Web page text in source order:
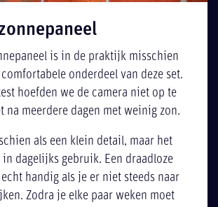
is in de praktijk misschien
onderdeel van deze set.
hoefden we de camera niet op te
na meerdere dagen met weinig zon.
als een klein detail, maar het
dagelijks gebruik. Een draadloze
handig als je er niet steeds naar
Zodra je elke paar weken moet